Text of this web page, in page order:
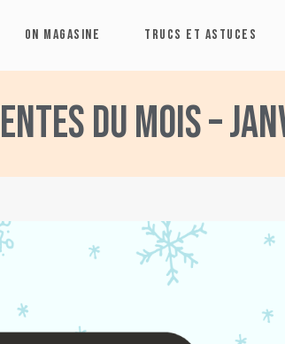
ON MAGASINE TRUCS ET ASTUCES
du mois –